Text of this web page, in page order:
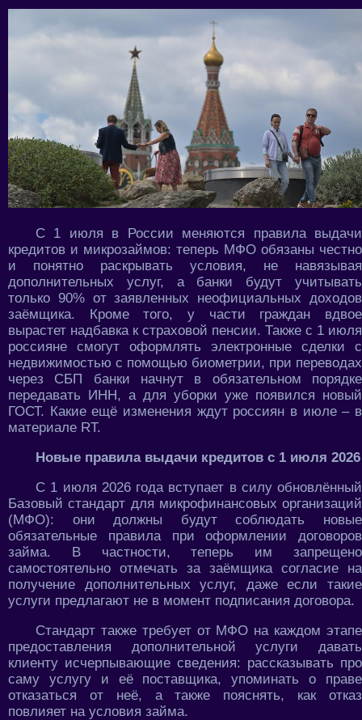
С 1 июля в России меняются правила выдачи
кредитов и микрозаймов: теперь МФО обязаны честно
и понятно раскрывать условия, не навязывая
дополнительных услуг, а банки будут учитывать
только 90% от заявленных неофициальных доходов
заёмщика. Кроме того, у части граждан вдвое
вырастет надбавка к страховой пенсии. Также с 1 июля
россияне смогут оформлять электронные сделки с
недвижимостью с помощью биометрии, при переводах
через СБП банки начнут в обязательном порядке
передавать ИНН, а для уборки уже появился новый
ГОСТ. Какие ещё изменения ждут россиян в июле – в
материале RT.
Новые правила выдачи кредитов с 1 июля 2026
С 1 июля 2026 года вступает в силу обновлённый
Базовый стандарт для микрофинансовых организаций
(МФО): они должны будут соблюдать новые
обязательные правила при оформлении договоров
займа. В частности, теперь им запрещено
самостоятельно отмечать за заёмщика согласие на
получение дополнительных услуг, даже если такие
услуги предлагают не в момент подписания договора.
Стандарт также требует от МФО на каждом этапе
предоставления дополнительной услуги давать
клиенту исчерпывающие сведения: рассказывать про
саму услугу и её поставщика, упоминать о праве
отказаться от неё, а также пояснять, как отказ
повлияет на условия займа.